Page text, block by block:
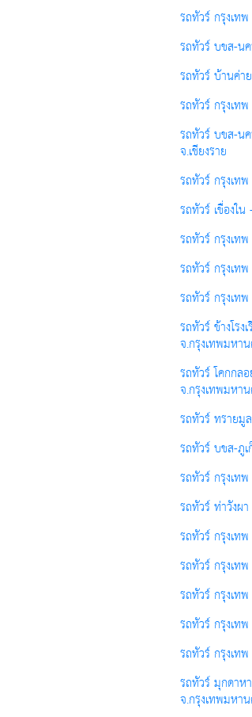
รถทัวร์ กรุงเท
รถทัวร์ บขส-น
รถทัวร์ บ้านค่า
รถทัวร์ กรุงเท
รถทัวร์ บขส-น
จ.เชียงราย
รถทัวร์ กรุงเท
รถทัวร์ เขื่องใ
รถทัวร์ กรุงเท
รถทัวร์ กรุงเท
รถทัวร์ กรุงเท
รถทัวร์ ข้างโร
จ.กรุงเทพมหา
รถทัวร์ โคกกล
จ.กรุงเทพมหา
รถทัวร์ ทรายมู
รถทัวร์ บขส-ภูเ
รถทัวร์ กรุงเท
รถทัวร์ ท่าวังผ
รถทัวร์ กรุงเท
รถทัวร์ กรุงเ
รถทัวร์ กรุงเท
รถทัวร์ กรุงเท
รถทัวร์ กรุงเท
รถทัวร์ มุกดาห
จ.กรุงเทพมหา